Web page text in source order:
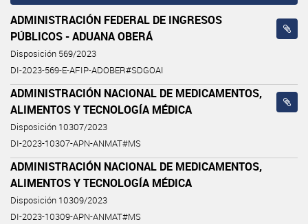
ADMINISTRACIÓN FEDERAL DE INGRESOS
PÚBLICOS - ADUANA OBERÁ
Disposición 569/2023
DI-2023-569-E-AFIP-ADOBER#SDGOAI
ADMINISTRACIÓN NACIONAL DE MEDICAMENTOS,
ALIMENTOS Y TECNOLOGÍA MÉDICA
Disposición 10307/2023
DI-2023-10307-APN-ANMAT#MS
ADMINISTRACIÓN NACIONAL DE MEDICAMENTOS,
ALIMENTOS Y TECNOLOGÍA MÉDICA
Disposición 10309/2023
DI-2023-10309-APN-ANMAT#MS